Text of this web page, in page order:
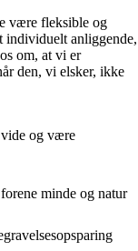
være fleksible og
individuelt anliggende,
om, at vi er
den, vi elsker, ikke
og være
minde og natur